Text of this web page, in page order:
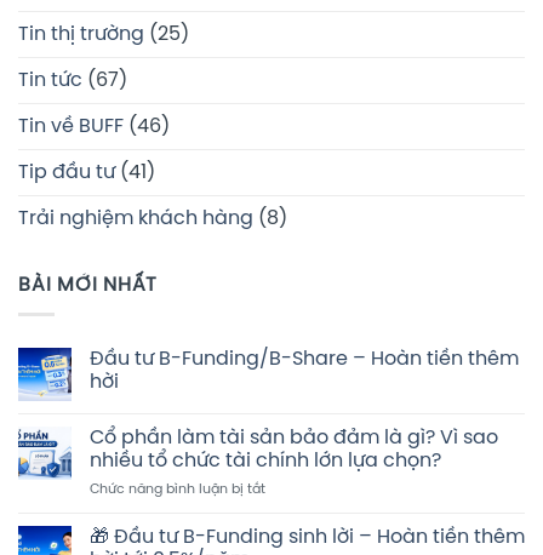
Tin thị trường (25)
Tin tức (67)
Tin về BUFF (46)
Tip đầu tư(41)
Trải nghiệm khách hàng (8)
BÀI MỚI NHẤT
Đầu tư B-Funding/B-Share – Hoàn tiền thêm
hời
bình
luận
ở
Đầu
Funding/B-
Share
Cổ phần làm tài sản bảo đảm là gì? Vì sao
nhiều tổ chức tài chính lớn lựa chọn?
Chức năng bình luận bị tắtở
phần
làm
🎁 Đầu tư B-Funding sinh lời – Hoàn tiền thêm